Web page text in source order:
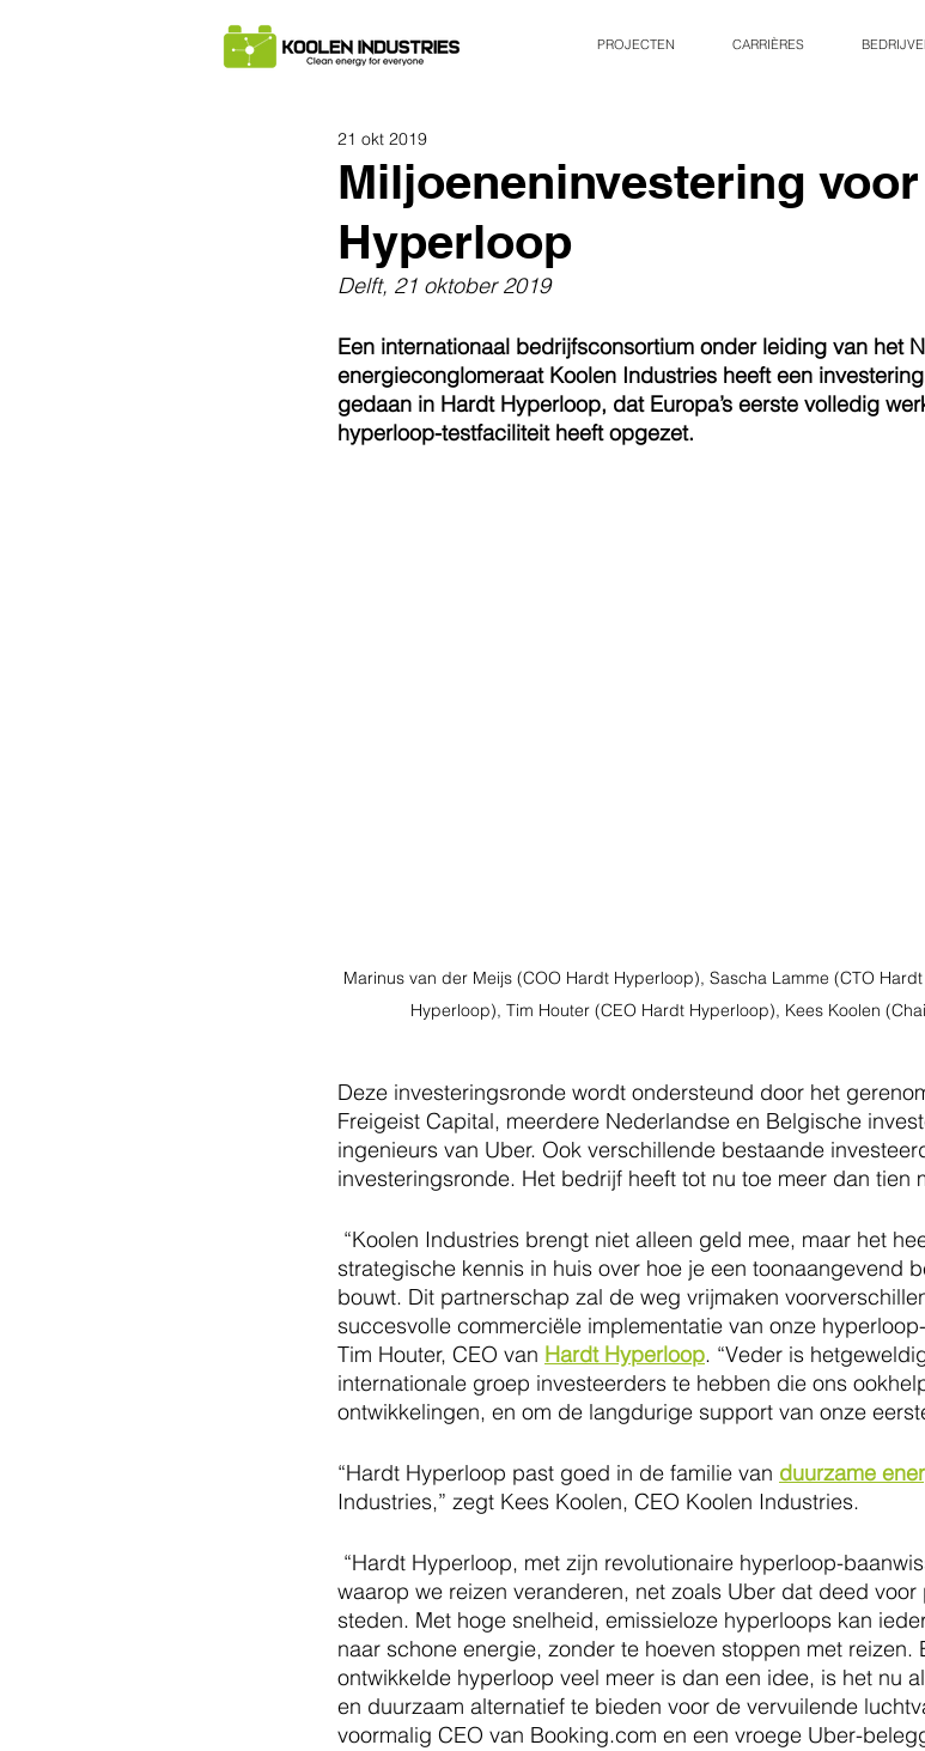
PROJECTEN CARRIÈRES
Miljoeneninvestering
Hyperloop
21 okt 2019
Delft, 21 oktober 2019
Een internationaal bedrijfsconsortium onder leiding van het
energieconglomeraat Koolen Industries heeft een
gedaan in Hardt Hyperloop, dat Europa’s eerste volledig
hyperloop-testfaciliteit heeft opgezet.
Marinus van der Meijs (COO Hardt Hyperloop), Sascha Lamme (CTO
Hyperloop), Tim Houter (CEO Hardt Hyperloop), Kees Koolen
Deze investeringsronde wordt ondersteund door het
Freigeist Capital, meerdere Nederlandse en Belgische
ingenieurs van Uber. Ook verschillende bestaande
investeringsronde. Het bedrijf heeft tot nu toe meer dan tien
strategische kennis in huis over hoe je een toonaangevend
bouwt. Dit partnerschap zal de weg vrijmaken
succesvolle commerciële implementatie van onze
Tim Houter, CEO van Hardt Hyperloop. “Veder is
internationale groep investeerders te hebben die ons
ontwikkelingen, en om de langdurige support van onze
“Hardt Hyperloop past goed in de familie van duurzame
Industries,” zegt Kees Koolen, CEO Koolen Industries.
waarop we reizen veranderen, net zoals Uber dat deed
steden. Met hoge snelheid, emissieloze hyperloops kan
naar schone energie, zonder te hoeven stoppen met reizen.
ontwikkelde hyperloop veel meer is dan een idee, is het nu
en duurzaam alternatief te bieden voor de vervuilende
voormalig CEO van Booking.com en een vroege Uber-